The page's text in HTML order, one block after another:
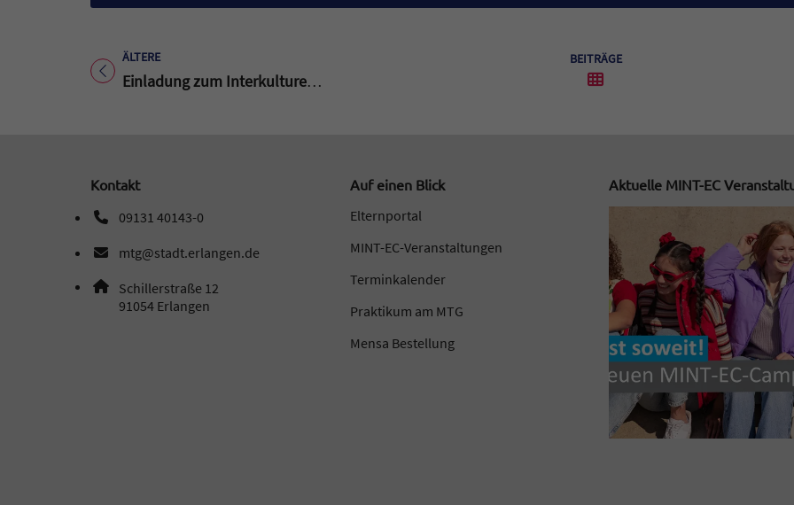
ÄLTERE
Titel für Beitrag
Einladung zum Interkulturellen Abendessen am 30.03.23 um 19:15 Uhr in der Mensa
BEITRÄGE
Kontakt
09131 40143-0
Telefonnummer: 0 9 1 3 1 4 0 1 4 3 0
mtg@stadt.erlangen.de
E-Mail Adresse: mtg@stadt.erlangen.de
Adresse:
Schillerstraße 12
91054 , 9 1 0 5 4
Erlangen
Auf einen Blick
Elternportal
MINT-EC-Veranstaltungen
Terminkalender
Praktikum am MTG
Mensa Bestellung
Aktuelle MINT-EC